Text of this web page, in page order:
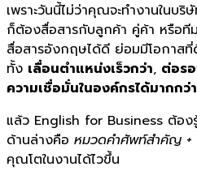
เพราะวันนี้ไม่ว่าคุณจะทำงานในบ
ก็ต้องสื่อสารกับลูกค้า คู่ค้า หรือที
สื่อสารอังกฤษได้ดี ย่อมมีโอกาสที่
ทั้ง เลื่อนตำแหน่งเร็วกว่า, ต่อร
ความเชื่อมั่นในองค์กรได้มากกว่า
แล้ว English for Business ต้องรู้
ด้านล่างคือ หมวดคำศัพท์สำคัญ +
คุณโตในงานได้ไวขึ้น